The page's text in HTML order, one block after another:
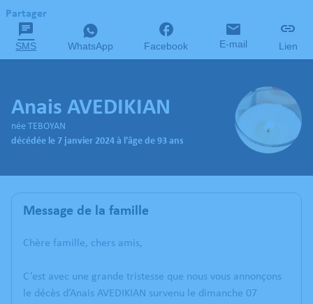
Partager
SMS WhatsApp Facebook E-mail Lien
Anais AVEDIKIAN
née TEBOYAN
décédée le 7 janvier 2024 à l'âge de 93 ans
Message de la famille
Chère famille, chers amis,
C’est avec une grande tristesse que nous vous annonçons
le décès d’Anais AVEDIKIAN survenu le dimanche 07